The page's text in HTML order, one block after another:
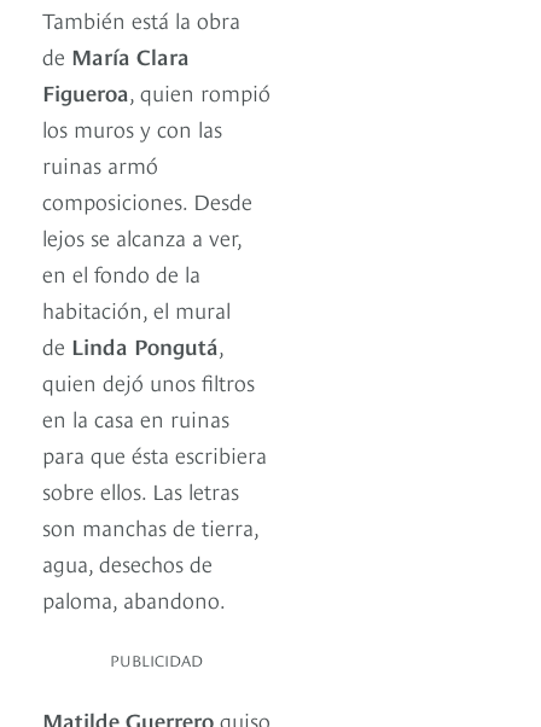
También está la obra
de María Clara
Figueroa, quien rompió
los muros y con las
ruinas armó
composiciones. Desde
lejos se alcanza a ver,
en el fondo de la
habitación, el mural
de Linda Pongutá,
quien dejó unos filtros
en la casa en ruinas
para que ésta escribiera
sobre ellos. Las letras
son manchas de tierra,
agua, desechos de
paloma, abandono.
PUBLICIDAD
Matilde Guerrero quiso